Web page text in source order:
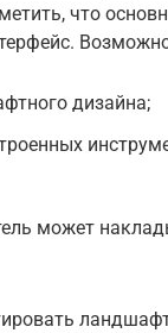
что
дизайна;
может